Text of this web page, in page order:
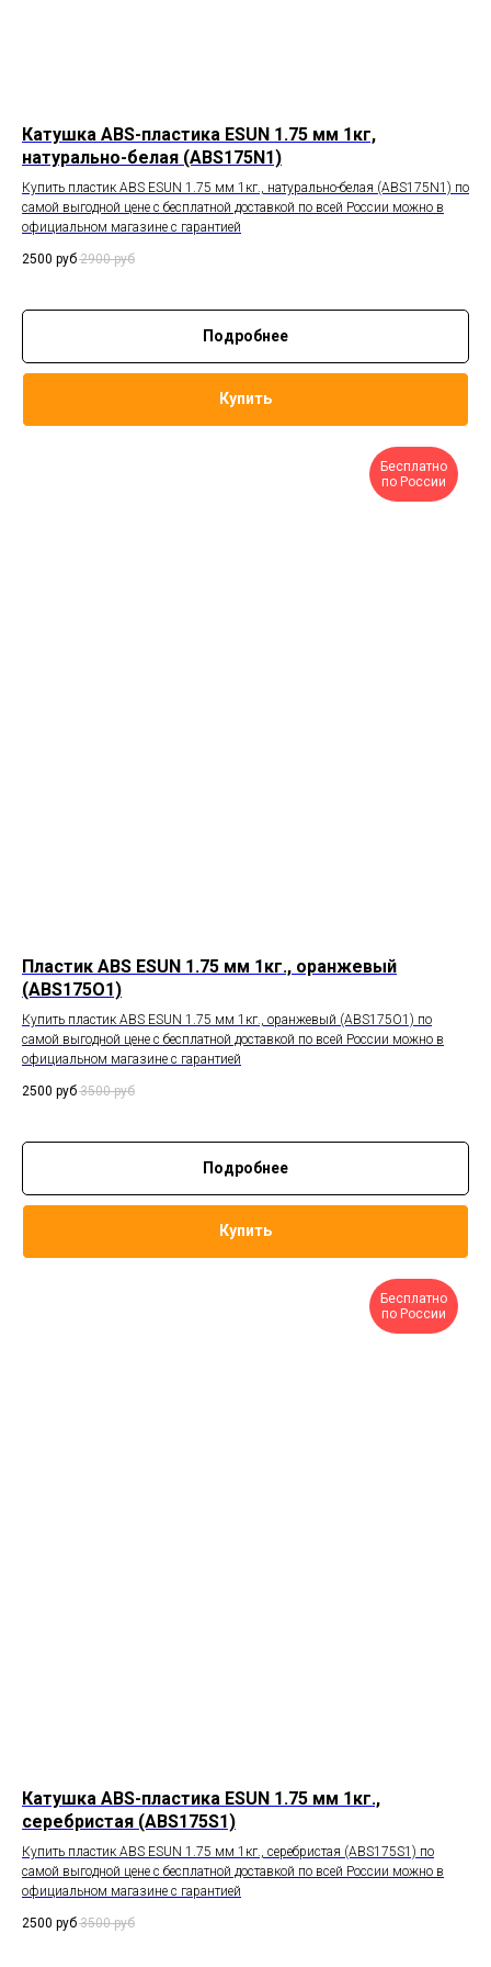
Катушка ABS-пластика ESUN 1.75 мм 1кг,
натурально-белая (ABS175N1)
Купить пластик ABS ESUN 1.75 мм 1кг., натурально-белая (ABS175N1) по
самой выгодной цене с бесплатной доставкой по всей России можно в
официальном магазине с гарантией
2500 руб 2900 руб
Подробнее
Купить
Бесплатно
по России
Пластик ABS ESUN 1.75 мм 1кг., оранжевый
(ABS175O1)
Купить пластик ABS ESUN 1.75 мм 1кг., оранжевый (ABS175O1) по
самой выгодной цене с бесплатной доставкой по всей России можно в
официальном магазине с гарантией
2500 руб 3500 руб
Подробнее
Купить
Бесплатно
по России
Катушка ABS-пластика ESUN 1.75 мм 1кг.,
серебристая (ABS175S1)
Купить пластик ABS ESUN 1.75 мм 1кг., серебристая (ABS175S1) по
самой выгодной цене с бесплатной доставкой по всей России можно в
официальном магазине с гарантией
2500 руб 3500 руб